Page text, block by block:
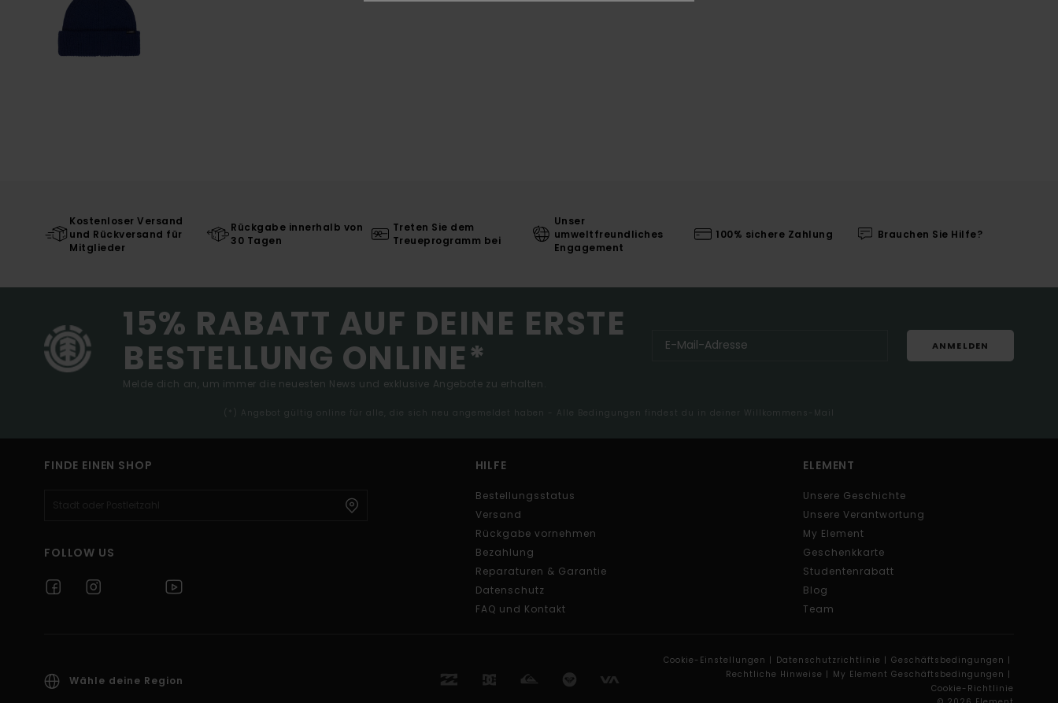
Kostenloser Versand
und Rückversand für
Mitglieder
Rückgabe innerhalb von
30 Tagen
Treten Sie dem
Treueprogramm bei
Unser
umweltfreundliches
Engagement
100% sichere Zahlung Brauchen Sie Hilfe?
15% RABATT AUF DEINE ERSTE
BESTELLUNG ONLINE*
Melde dich an, um immer die neuesten News und exklusive Angebote zu erhalten.
ANMELDEN
(*) Angebot gültig online für alle, die sich neu angemeldet haben - Alle Bedingungen findest du in deiner Willkommens-Mail
FINDE EINEN SHOP
FOLLOW US
HILFE
Bestellungsstatus
Versand
Rückgabe vornehmen
Bezahlung
Reparaturen & Garantie
Datenschutz
FAQ und Kontakt
ELEMENT
Unsere Geschichte
Unsere Verantwortung
My Element
Geschenkkarte
Studentenrabatt
Blog
Team
Wähle deine Region
Cookie-Einstellungen | Datenschutzrichtlinie | Geschäftsbedingungen |
Rechtliche Hinweise | My Element Geschäftsbedingungen |
Cookie-Richtlinie